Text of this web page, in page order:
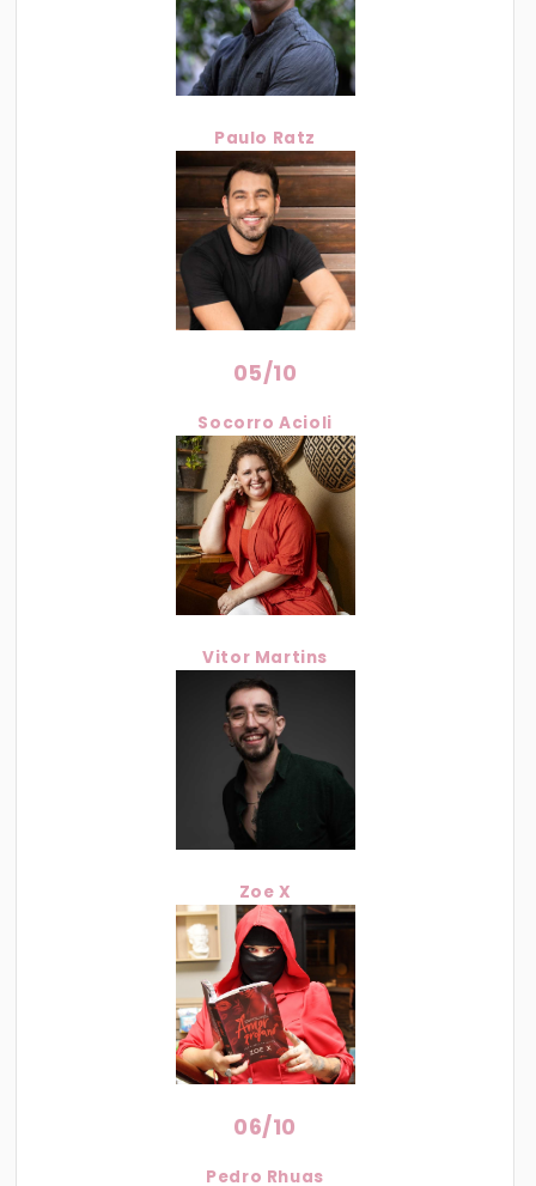
Paulo Ratz
05/10
Socorro Acioli
Vitor Martins
Zoe X
06/10
Pedro Rhuas